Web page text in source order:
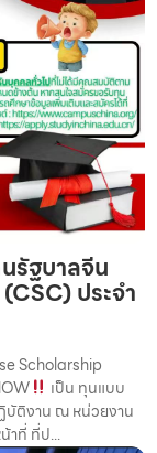
รัฐบาลจีน
ประจำ
Scholarship
เป็น ทุนแบบ
บัติงาน ณ หน่วยงาน
าที่ ที่ป...